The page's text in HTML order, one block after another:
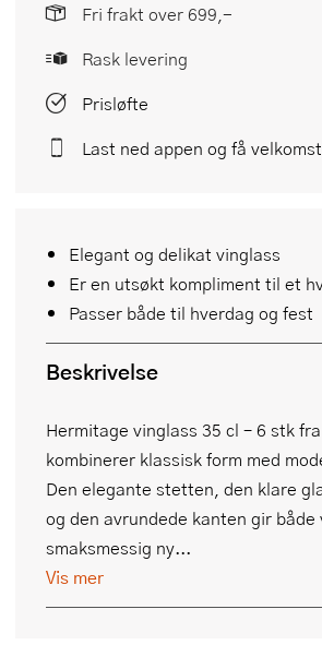
Elegant og delikat vinglass
Er en utsøkt kompliment til et
Passer både til hverdag og fest
Beskrivelse
Hermitage vinglass 35 cl – 6 stk
kombinerer klassisk form med
Den elegante stetten, den klare
og den avrundede kanten gir både
smaksmessig ny...
Vis mer
Fri frakt over 699,-
Rask levering
Prisløfte
Last ned appen og få